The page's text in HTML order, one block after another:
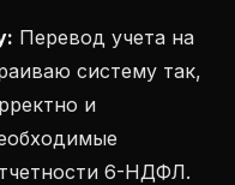
Перевод учета на
систему так,
и
6-НДФЛ.